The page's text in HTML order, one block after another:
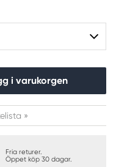
i varukorgen
»
Fria returer.
Öppet köp 30 dagar.